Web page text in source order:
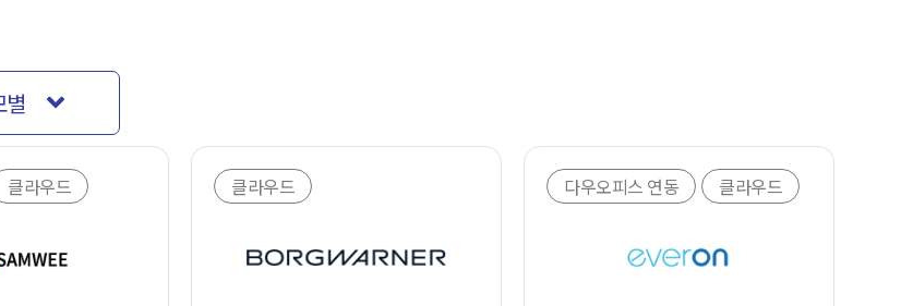
별
클라우드 클라우드 다우오피스 연동 클라우드